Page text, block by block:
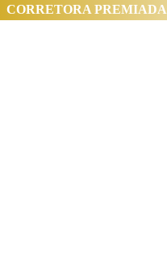
CORRETORA PREMIADA